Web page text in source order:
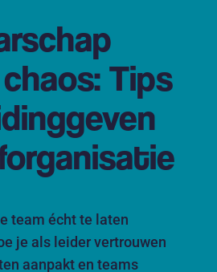
Tips
team écht te laten
je als leider vertrouwen
aanpakt en teams